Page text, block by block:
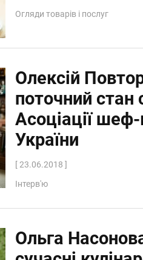
Огляди товарів і послуг
Олексій
поточний стан
Асоціації шеф-
України
[ 23.06.2018 ]
Інтерв'ю
Ольга